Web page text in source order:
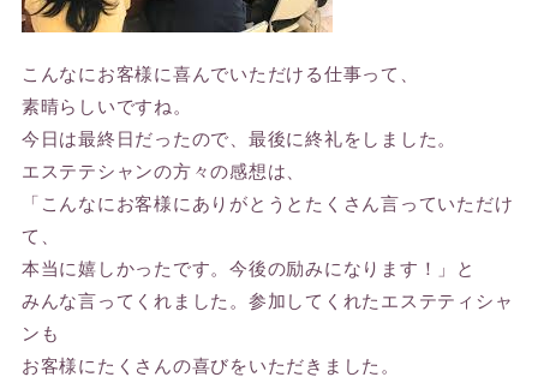
こんなにお客様に喜んでいただける仕事って、
素晴らしいですね。
今日は最終日だったので、最後に終礼をしました。
エステテシャンの方々の感想は、
「こんなにお客様にありがとうとたくさん言っていただけ
て、
本当に嬉しかったです。今後の励みになります！」と
みんな言ってくれました。参加してくれたエステティシャ
ンも
お客様にたくさんの喜びをいただきました。